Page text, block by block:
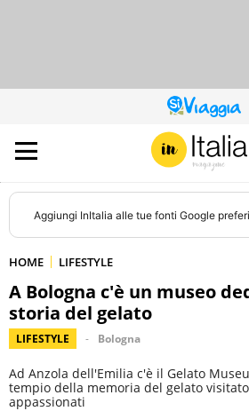
QUESTO
SITO
DI
Aggiungi InItalia alle tue fonti Google
HOME LIFESTYLE
A Bologna c'è un museo
storia del gelato
LIFESTYLE Bologna
Ad Anzola dell'Emilia c'è il Gelato
tempio della memoria del gelato
appassionati